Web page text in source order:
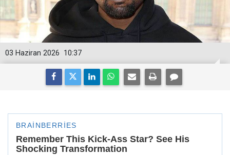
10:37
03 Haziran 2026